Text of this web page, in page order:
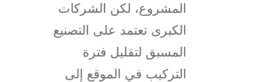
المشروع، لكن الشركات
الكبرى تعتمد على التصنيع
المسبق لتقليل فترة
التركيب في الموقع إلى